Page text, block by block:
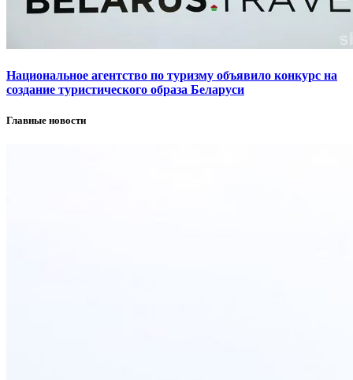
Национальное агентство по туризму объявило конкурс на
создание туристического образа Беларуси
Главные новости